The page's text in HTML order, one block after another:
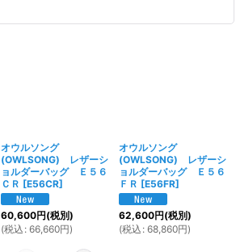
オウルソング
(OWLSONG) レザーシ
ョルダーバッグ Ｅ５６
ＣＲ [E56CR]
60,600円(税別)
(税込 : 66,660円)
オウルソング
(OWLSONG) レザーシ
ョルダーバッグ Ｅ５６
ＦＲ [E56FR]
62,600円(税別)
(税込 : 68,860円)